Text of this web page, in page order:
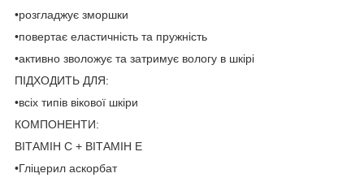
•розгладжує зморшки
•повертає еластичність та пружність
•активно зволожує та затримує вологу в шкірі
ПІДХОДИТЬ ДЛЯ:
•всіх типів вікової шкіри
КОМПОНЕНТИ:
ВІТАМІН С + ВІТАМІН Е
•Гліцерил аскорбат